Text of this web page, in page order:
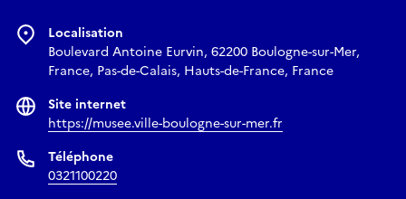
Localisation
Boulevard Antoine Eurvin, 62200 Boulogne-sur-Mer,
France, Pas-de-Calais, Hauts-de-France, France
Site internet
https://musee.ville-boulogne-sur-mer.fr
Téléphone
0321100220